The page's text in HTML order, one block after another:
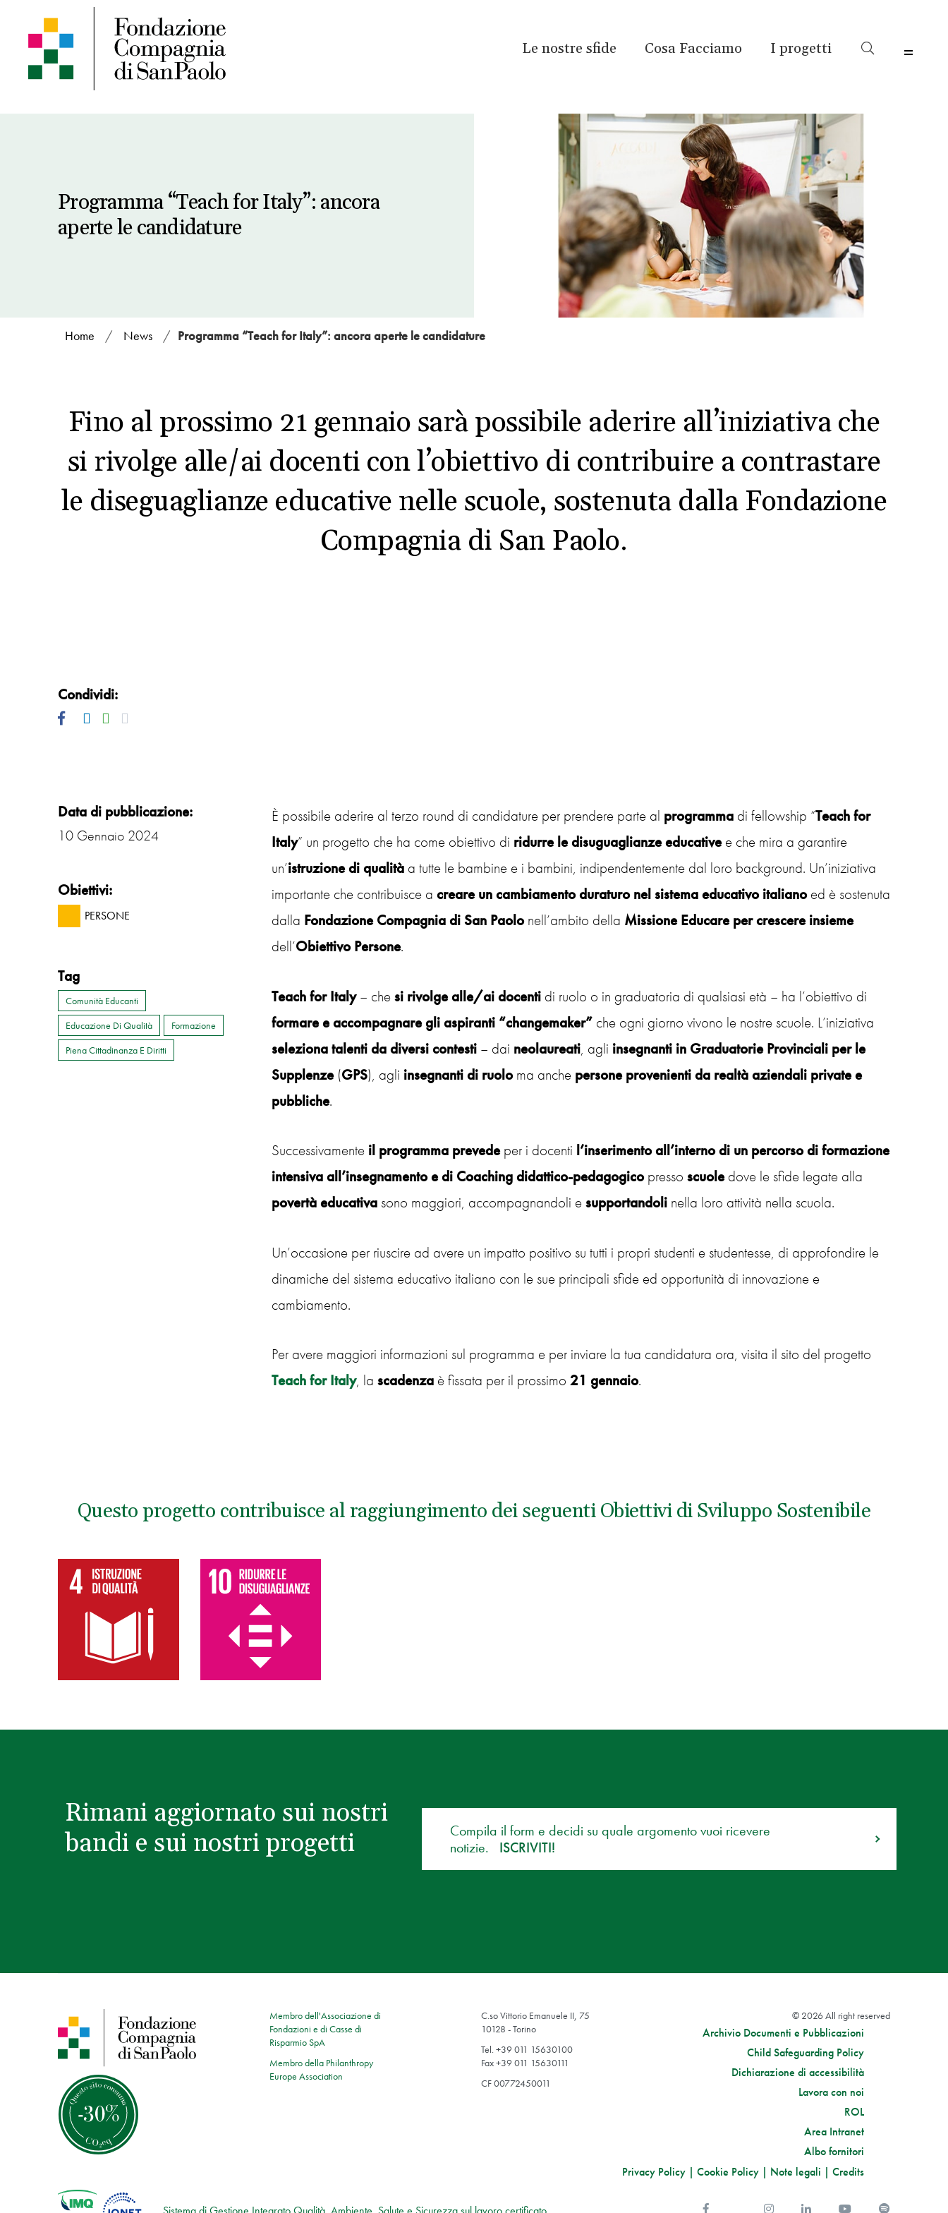
Le nostre sfide Cosa Facciamo I progetti
Programma “Teach for Italy”: ancora
aperte le candidature
Home / News / Programma “Teach for Italy”: ancora aperte le candidature
Fino al prossimo 21 gennaio sarà possibile aderire all’iniziativa che
si rivolge alle/ai docenti con l’obiettivo di contribuire a contrastare
le diseguaglianze educative nelle scuole, sostenuta dalla Fondazione
Compagnia di San Paolo.
Condividi:
Facebook
Twitter
LinkedinWhatsapp
Mail
Data di pubblicazione:
10 Gennaio 2024
Obiettivi:
PERSONE
Tag
Comunità Educanti
Educazione Di Qualità
Formazione
Piena Cittadinanza E Diritti
È possibile aderire al terzo round di candidature per prendere parte al programmadi fellowship “Teach for
Italy” un progetto che ha come obiettivo di ridurre le disuguaglianze educativee che mira a garantire
un’istruzione di qualitàa tutte le bambine e i bambini, indipendentemente dal loro background. Un’iniziativa
importante che contribuisce a creare un cambiamento duraturo nel sistema educativo italianoed è sostenuta
dalla Fondazione Compagnia di San Paolonell’ambito della Missione Educare per crescere insieme
dell’Obiettivo Persone.
Teach for Italy– chesi rivolge alle/ai docentidi ruolo o in graduatoria di qualsiasi età – ha l’obiettivo di
formare e accompagnare gli aspiranti “changemaker”che ogni giorno vivono le nostre scuole. L’iniziativa
seleziona talenti da diversi contesti– dai neolaureati, agli insegnanti in Graduatorie Provinciali per le
Supplenze(GPS), agli insegnanti di ruoloma anche persone provenienti da realtà aziendali private e
pubbliche.
Successivamente il programma prevedeper i docenti l’inserimento all’interno di un percorso di formazione
intensiva all’insegnamento e di Coaching didattico-pedagogicopresso scuoledove le sfide legate alla
povertà educativasono maggiori, accompagnandoli esupportandolinella loro attività nella scuola.
Un’occasione per riuscire ad avere un impatto positivo su tutti i propri studenti e studentesse, di approfondire le
dinamiche del sistema educativo italiano con le sue principali sfide ed opportunità di innovazione e
cambiamento.
Per avere maggiori informazioni sul programma e per inviare la tua candidatura ora, visita il sito del progetto
Teach for Italy, la scadenzaè fissata per il prossimo 21 gennaio.
Questo progetto contribuisce al raggiungimento dei seguenti Obiettivi di Sviluppo Sostenibile
Rimani aggiornato sui nostri
bandi e sui nostri progetti
Compila il form e decidi su quale argomento vuoi ricevere
notizie.
ISCRIVITI!
Membro dell'Associazione di
Fondazioni e di Casse di
Risparmio SpA
Membro della Philanthropy
Europe Association
C.so Vittorio Emanuele II, 75
10128 - Torino
Tel. +39 011 15630100
Fax +39 011 15630111
CF 00772450011
© 2026 All right reserved
Archivio Documenti e Pubblicazioni
Child Safeguarding Policy
Dichiarazione di accessibilità
Lavora con noi
ROL
Area Intranet
Albo fornitori
Privacy Policy | Cookie Policy | Note legali | Credits
Twitter Instagram LinkedinYou Tube